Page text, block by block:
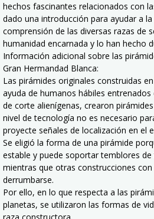
hechos fascinantes relacionados con
dado una introducción para ayudar a
comprensión de las diversas razas de
humanidad encarnada y lo han hecho
Información adicional sobre las
Gran Hermandad Blanca:
Las pirámides originales construidas
ayuda de humanos hábiles
de corte alienígenas, crearon
nivel de tecnología no es necesario
proyecte señales de localización en el
Se eligió la forma de una pirámide
estable y puede soportar temblores
mientras que otras construcciones
derrumbarse.
Por ello, en lo que respecta a las
planetas, se utilizaron las formas de